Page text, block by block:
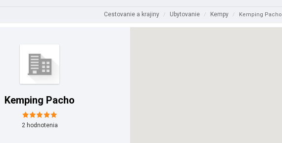
Cestovanie a krajiny / Ubytovanie / Kempy / Kemping Pacho
Kemping Pacho
2hodnotenia